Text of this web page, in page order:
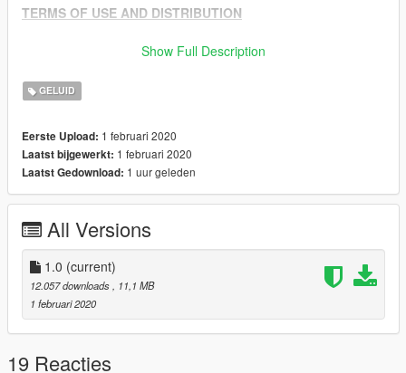
TERMS OF USE AND DISTRIBUTION
This product it completely free and it is forbidden to exploit the
I take no responsibility for damage caused by this product.
You may redistribute this product in its original state.
all times.
You are not allowed to convert, rip, alter or modify this file in
any way without my permission.
Show Full Description
GELUID
Eerste Upload: 1 februari 2020
Laatst bijgewerkt: 1 februari 2020
Laatst Gedownload: 1 uur geleden
All Versions
1.0 (current)
12.057 downloads
, 11,1 MB
1 februari 2020
19 Reacties